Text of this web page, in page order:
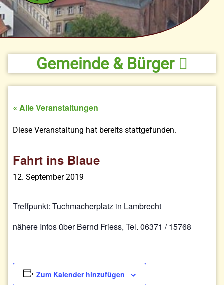
Gemeinde & Bürger
« Alle Veranstaltungen
Diese Veranstaltung hat bereits stattgefunden.
Fahrt ins Blaue
12. September 2019
Treffpunkt: Tuchmacherplatz in Lambrecht
nähere Infos über Bernd Friess, Tel. 06371 / 15768
Zum Kalender hinzufügen